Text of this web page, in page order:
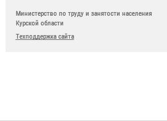
Министерство по труду и занятости населения
Курской области
Техподдержка сайта